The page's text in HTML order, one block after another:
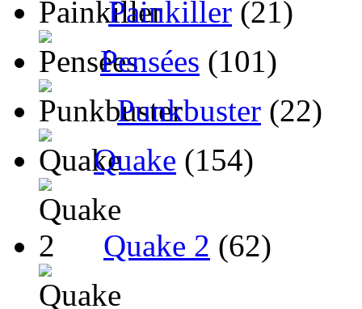
Painkiller (21)
Pensées (101)
Punkbuster (22)
Quake (154)
Quake 2 (62)